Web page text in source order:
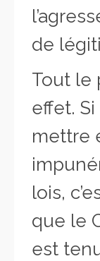
de
Tout le
effet.
mettre
lois,
que le
est